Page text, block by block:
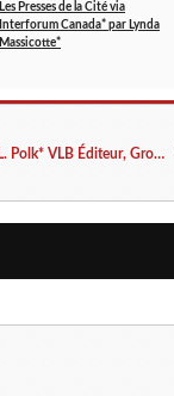
Les Presses de la Cité via
Interforum Canada* par Lynda
Massicotte*
*LE PACTE DE MINUIT* C.L. Polk* VLB Éditeur, Groupe Québecor* par Lynda Massicotte*